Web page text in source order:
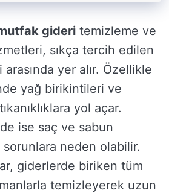
gideri temizleme ve
sıkça tercih edilen
yer alır. Özellikle
yağ birikintileri ve
yol açar.
ise saç ve sabun
sorunlara neden olabilir.
giderlerde biriken tüm
temizleyerek uzun